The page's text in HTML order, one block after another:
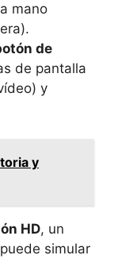
mano
de
de pantalla
y
y
HD, un
simular